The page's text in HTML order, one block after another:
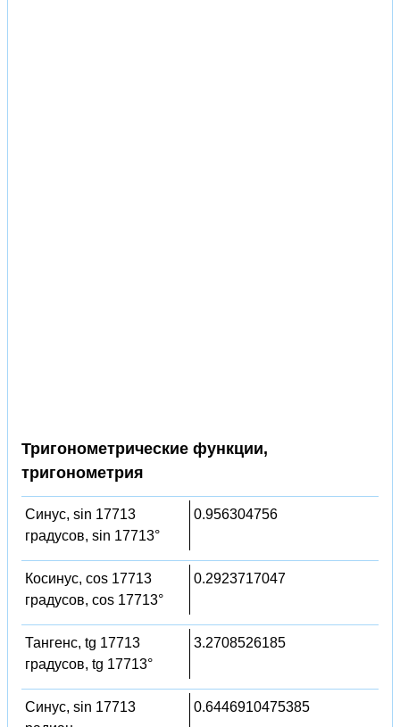
Тригонометрические функции,
тригонометрия
Синус, sin 17713
градусов, sin 17713°
0.956304756
Косинус, cos 17713
градусов, cos 17713°
0.2923717047
Тангенс, tg 17713
градусов, tg 17713°
3.2708526185
Синус, sin 17713
0.6446910475385